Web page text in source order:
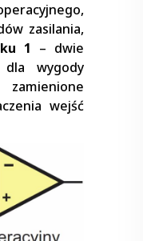
zasilania,
1 – dwie
wygody
wejść